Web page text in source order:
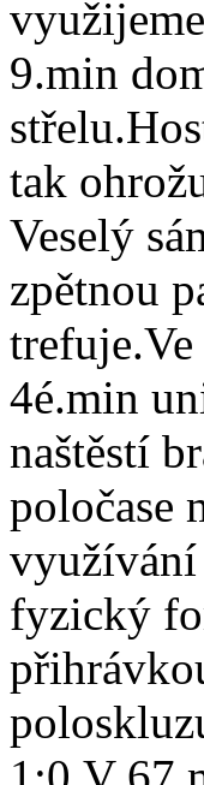
9.min
tak
Veselý
zpětnou
4é.min
naštěstí
poločase
využívání
fyzický